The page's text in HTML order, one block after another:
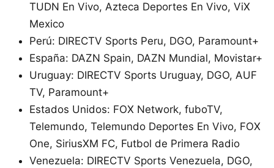
TUDN En Vivo, Azteca Deportes En Vivo, ViX
Mexico
Perú: DIRECTV Sports Peru, DGO, Paramount+
España: DAZN Spain, DAZN Mundial, Movistar+
Uruguay: DIRECTV Sports Uruguay, DGO, AUF
TV, Paramount+
Estados Unidos: FOX Network, fuboTV,
Telemundo, Telemundo Deportes En Vivo, FOX
One, SiriusXM FC, Futbol de Primera Radio
Venezuela: DIRECTV Sports Venezuela, DGO,